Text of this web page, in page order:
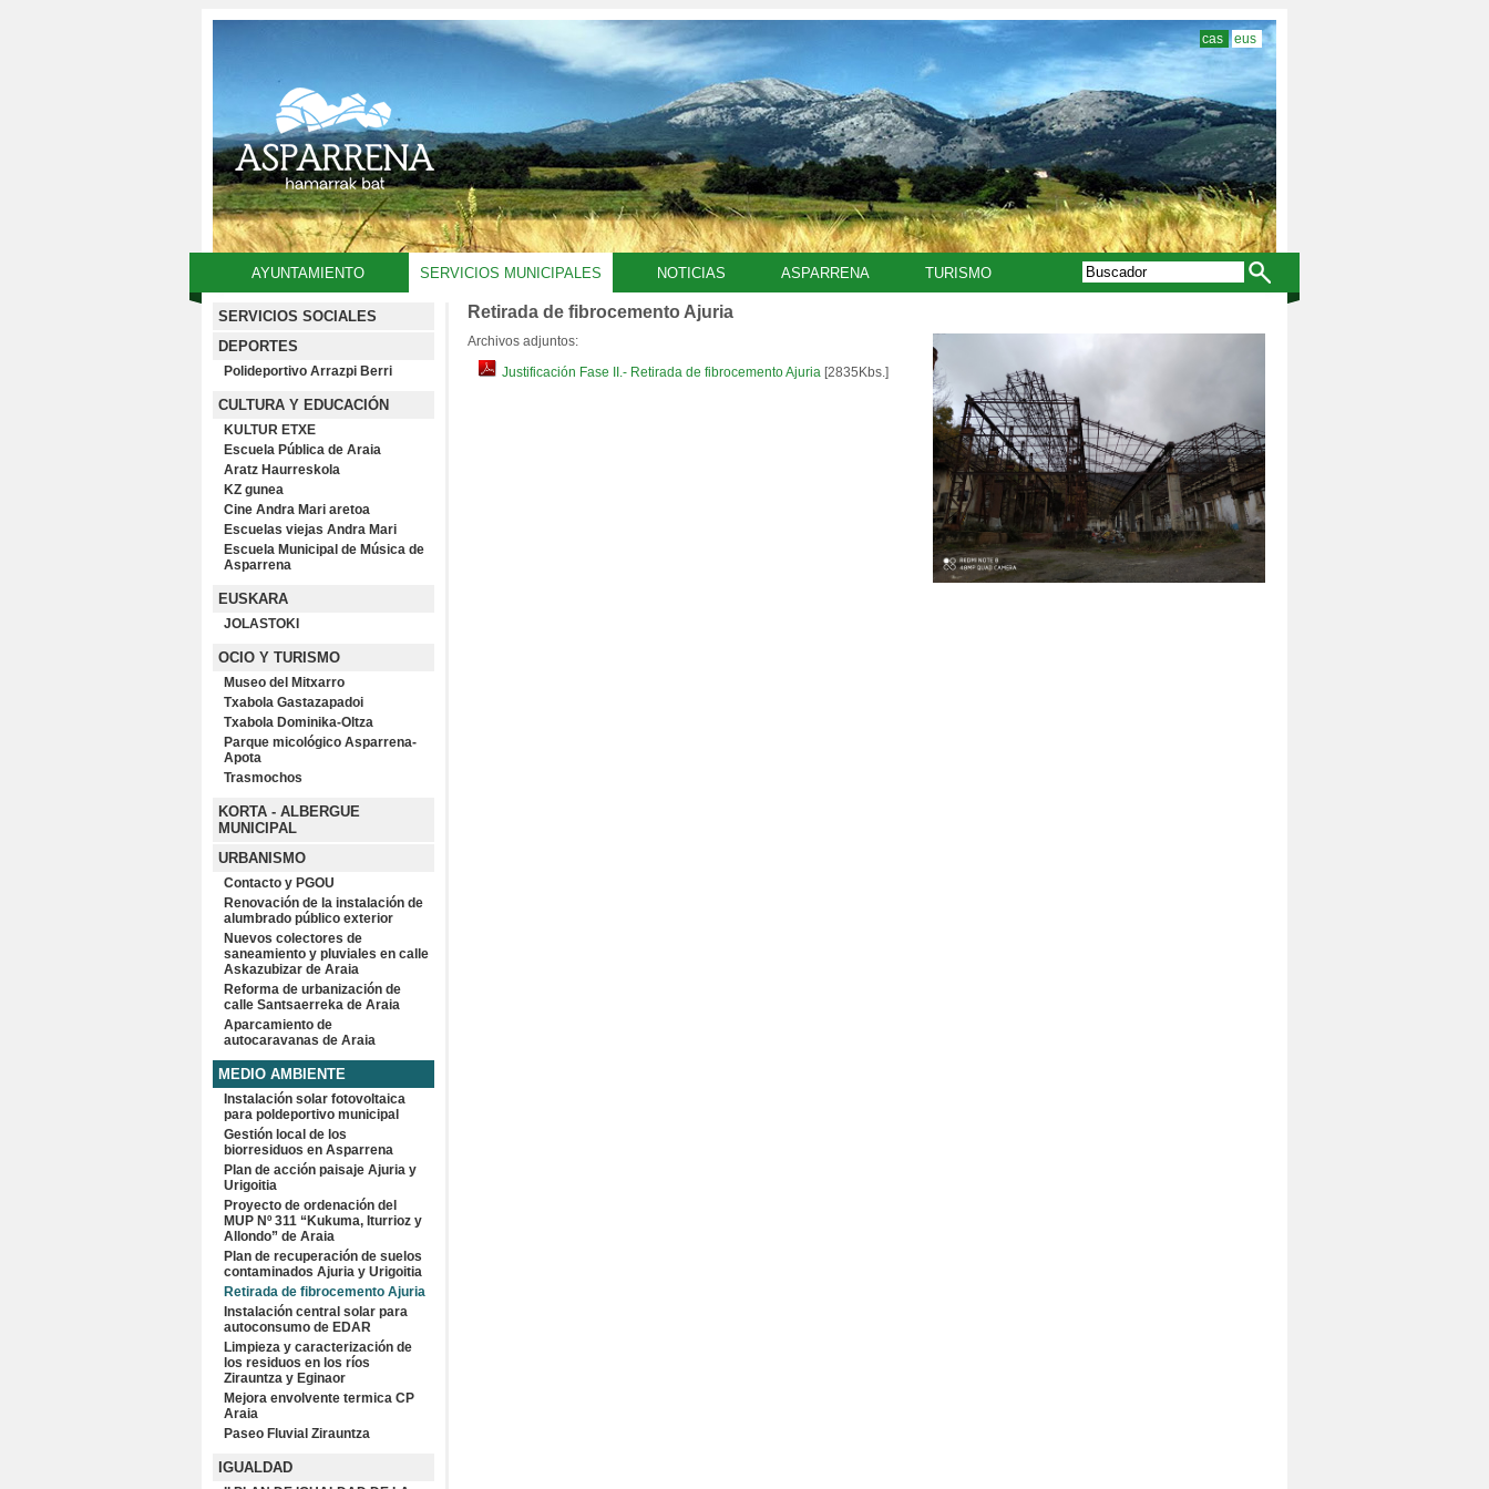
AYUNTAMIENTO SERVICIOS MUNICIPALES NOTICIAS ASPARRENA TURISMO
cas eus
SERVICIOS SOCIALES
DEPORTES
Polideportivo Arrazpi Berri
CULTURA Y EDUCACIÓN
KULTUR ETXE
Escuela Pública de Araia
Aratz Haurreskola
KZ gunea
Cine Andra Mari aretoa
Escuelas viejas Andra Mari
Escuela Municipal de Música de
Asparrena
EUSKARA
JOLASTOKI
OCIO Y TURISMO
Museo del Mitxarro
Txabola Gastazapadoi
Txabola Dominika-Oltza
Parque micológico Asparrena-
Apota
Trasmochos
KORTA - ALBERGUE
MUNICIPAL
URBANISMO
Contacto y PGOU
Renovación de la instalación de
alumbrado público exterior
Nuevos colectores de
saneamiento y pluviales en calle
Askazubizar de Araia
Reforma de urbanización de
calle Santsaerreka de Araia
Aparcamiento de
autocaravanas de Araia
MEDIO AMBIENTE
Instalación solar fotovoltaica
para poldeportivo municipal
Gestión local de los
biorresiduos en Asparrena
Plan de acción paisaje Ajuria y
Urigoitia
Proyecto de ordenación del
MUP Nº 311 “Kukuma, Iturrioz y
Allondo” de Araia
Plan de recuperación de suelos
contaminados Ajuria y Urigoitia
Retirada de fibrocemento Ajuria
Instalación central solar para
autoconsumo de EDAR
Limpieza y caracterización de
los residuos en los ríos
Zirauntza y Eginaor
Mejora envolvente termica CP
Araia
Paseo Fluvial Zirauntza
IGUALDAD
Retirada de fibrocemento Ajuria
Archivos adjuntos:
Justificación Fase II.- Retirada de fibrocemento Ajuria [2835Kbs.]